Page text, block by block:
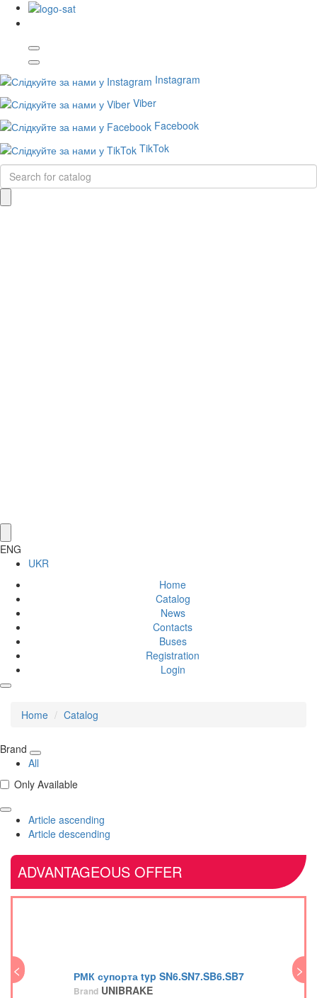
Instagram
Viber
Facebook
TikTok
ENG
UKR
Home
Catalog
News
Contacts
Buses
Registration
Login
Home Catalog
Brand
All
Only Available
Article ascending
Article descending
ADVANTAGEOUS OFFER
< РМК супорта typ SN6.SN7.SB6.SB7
BrandUNIBRAKE
>